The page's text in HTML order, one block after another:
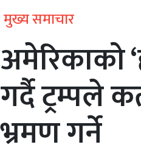
मुख्य समाचार
अमेरिकाको
गर्दै ट्रम्पले
भ्रमण गर्ने